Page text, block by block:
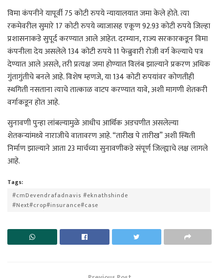
विमा कंपनीने यापूर्वी 75 कोटी रुपये न्यायालयात जमा केले होते. त्या
रकमेवरील सुमारे 17 कोटी रुपये व्याजासह एकूण 92.93 कोटी रुपये जिल्हा
प्रशासनाकडे सुपूर्द करण्यात आले आहेत. दरम्यान, राज्य सरकारकडून विमा
कंपनीला देय असलेले 134 कोटी रुपये 11 फेब्रुवारी रोजी वर्ग केल्याचे पत्र
देण्यात आले असले, तरी प्रत्यक्ष जमा होण्यात विलंब झाल्याने प्रकरण अधिक
गुंतागुंतीचे बनले आहे. विशेष म्हणजे, या 134 कोटी रुपयांवर कोणतीही
स्थगिती नसताना त्याचे तात्काळ वाटप करण्यात यावे, अशी मागणी शेतकरी
वर्गाकडून होत आहे.
सुनावणी पुन्हा लांबल्यामुळे आधीच आर्थिक अडचणीत असलेल्या
शेतकऱ्यांमध्ये नाराजीचे वातावरण आहे. “तारीख पे तारीख” अशी स्थिती
निर्माण झाल्याने आता 23 मार्चच्या सुनावणीकडे संपूर्ण जिल्ह्याचे लक्ष लागले
आहे.
Tags:
#cmDevendrafadnavis #eknathshinde
#Next#crop#insurance#case